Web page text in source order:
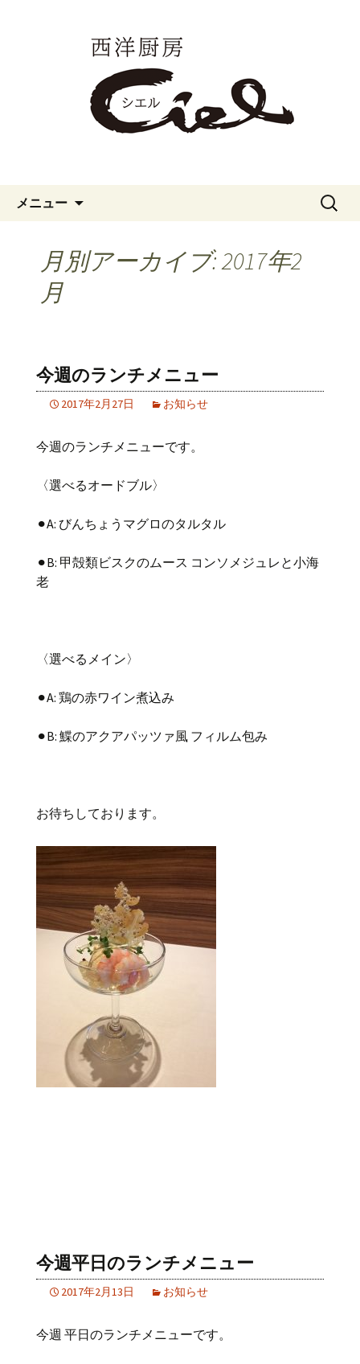
愛知県一宮市のカジュアルフレ
ンチ「西洋厨房シエル」のブロ
「西洋厨房シエル」のブログです。
メニュー
検
月別アーカイブ: 2017年2
月
今週のランチメニュー
2017年2月27日 お知らせ
今週のランチメニューです。
〈選べるオードブル〉
⚫︎A: びんちょうマグロのタルタル
⚫︎B: 甲殻類ビスクのムース コンソメジュレと小海
老
〈選べるメイン〉
⚫︎A: 鶏の赤ワイン煮込み
⚫︎B: 鰈のアクアパッツァ風 フィルム包み
お待ちしております。
今週平日のランチメニュー
2017年2月13日 お知らせ
今週 平日のランチメニューです。